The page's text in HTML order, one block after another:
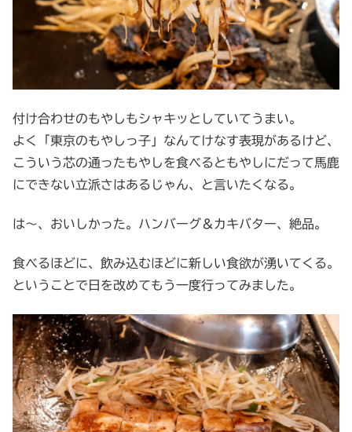
付け合わせのもやしもシャキッとしていてうまい。
よく「東京のもやしっ子」なんてけなす表現があるけど、
こういう芯の通ったもやしを食べるともやしにだって馬鹿
にできない立派さはあるじゃん、と言いたくなる。
は～、おいしかった。ハンバーグ＆カキバター、絶品。
食べるほどに、飲み込むほどに新しい食欲が湧いてくる。
ということで日を改めてもう一度行ってみました。